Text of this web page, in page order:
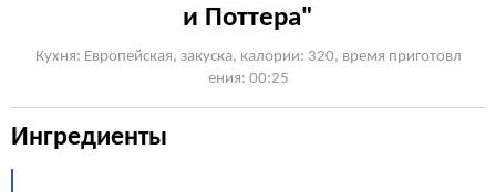
и Поттера"
Кухня: Европейская, закуска, калории: 320, время приготовл
ения: 00:25
Ингредиенты